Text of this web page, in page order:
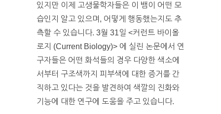
있지만 이제 고생물학자들은 이 뱀이 어떤 모
습인지 알고 있으며, 어떻게 행동했는지도 추
측할 수 있습니다. 3월 31일 <커런트 바이올
로지 (Current Biology)> 에 실린 논문에서 연
구자들은 어떤 화석들의 경우 다양한 색소에
서부터 구조색까지 피부색에 대한 증거를 간
직하고 있다는 것을 발견하여 색깔의 진화와
기능에 대한 연구에 도움을 주고 있습니다.